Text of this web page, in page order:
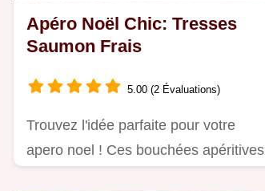
Apéro Noël Chic: Tresses
Saumon Frais
5.00 (2 Évaluations)
Trouvez l'idée parfaite pour votre
apero noel ! Ces bouchées apéritives